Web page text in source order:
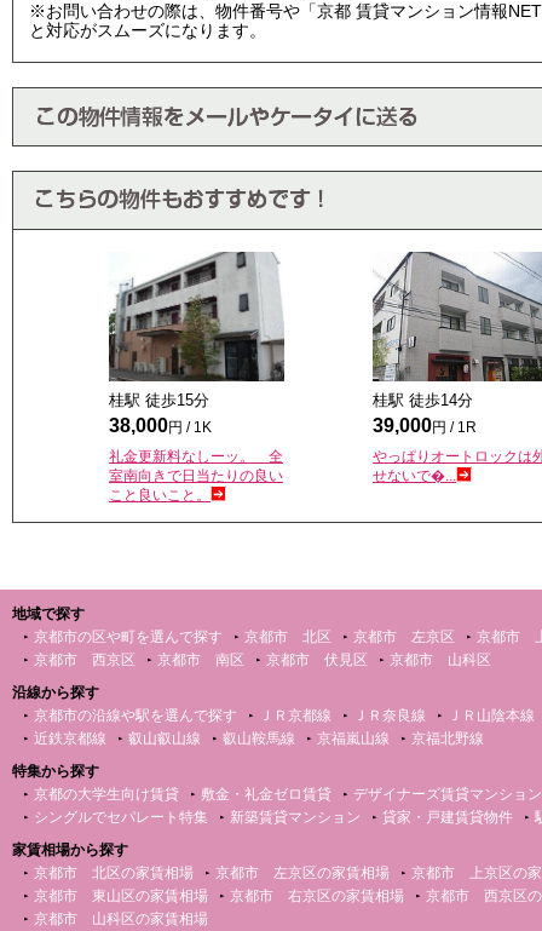
※お問い合わせの際は、物件番号や「京都 賃貸マンション情報
と対応がスムーズになります。
桂駅 徒歩15分
38,000円 / 1K
礼金更新料なしーッ。 全
室南向きで日当たりの良い
こと良いこと。
桂駅 徒歩14分
39,000円 / 1R
やっぱりオートロックは
せないで�...
地域で探す
京都市の区や町を選んで探す
京都市 北区 京都市 左京区
京都市
京都市 西京区
京都市 南区 京都市 伏見区
京都市 山科区
沿線から探す
京都市の沿線や駅を選んで探す
ＪＲ京都線 ＪＲ奈良線
ＪＲ山陰本線
近鉄京都線
叡山叡山線 叡山鞍馬線 京福嵐山線
京福北野線
特集から探す
京都の大学生向け賃貸
敷金・礼金ゼロ賃貸
デザイナーズ賃貸マンション
シングルでセパレート特集
新築賃貸マンション 貸家・戸建賃貸物件
家賃相場から探す
京都市 北区の家賃相場
京都市 左京区の家賃相場
京都市 上京区の
京都市 東山区の家賃相場
京都市 右京区の家賃相場
京都市 西京区
京都市 山科区の家賃相場